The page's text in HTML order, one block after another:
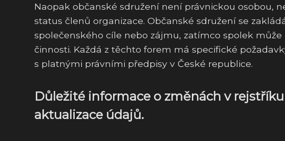
Naopak občanské sdružení není právnickou osobou,
status členů organizace. Občanské sdružení se
společenského cíle nebo zájmu, zatímco spolek
činnosti. Každá z těchto forem má specifické
s platnými právními předpisy v České republice.
Důležité informace o změnách v
aktualizace údajů.